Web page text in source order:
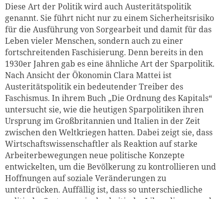
Diese Art der Politik wird auch Austeritätspolitik
genannt. Sie führt nicht nur zu einem Sicherheitsrisiko
für die Ausführung von Sorgearbeit und damit für das
Leben vieler Menschen, sondern auch zu einer
fortschreitenden Faschisierung. Denn bereits in den
1930er Jahren gab es eine ähnliche Art der Sparpolitik.
Nach Ansicht der Ökonomin Clara Mattei ist
Austeritätspolitik ein bedeutender Treiber des
Faschismus. In ihrem Buch „Die Ordnung des Kapitals“
untersucht sie, wie die heutigen Sparpolitiken ihren
Ursprung im Großbritannien und Italien in der Zeit
zwischen den Weltkriegen hatten. Dabei zeigt sie, dass
Wirtschaftswissenschaftler als Reaktion auf starke
Arbeiterbewegungen neue politische Konzepte
entwickelten, um die Bevölkerung zu kontrollieren und
Hoffnungen auf soziale Veränderungen zu
unterdrücken. Auffällig ist, dass so unterschiedliche